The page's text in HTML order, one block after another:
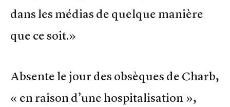
dans les médias de quelque manière
que ce soit.»
Absente le jour des obsèques de Charb,
« en raison d’une hospitalisation »,